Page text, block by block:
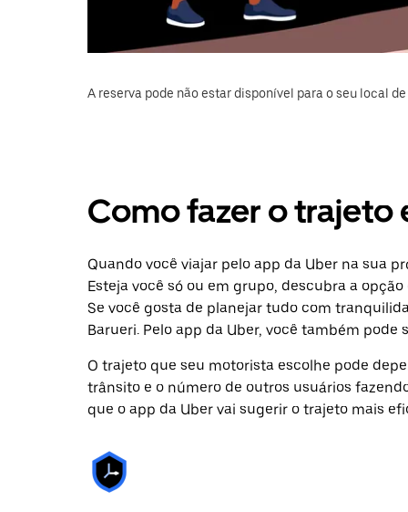
A reserva pode não estar disponível para o seu local
Como fazer o trajeto
Quando você viajar pelo app da Uber na sua
Esteja você só ou em grupo, descubra a
Se você gosta de planejar tudo com
Barueri. Pelo app da Uber, você também
O trajeto que seu motorista escolhe pode
trânsito e o número de outros usuários
que o app da Uber vai sugerir o trajeto mais